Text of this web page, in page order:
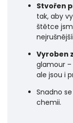
Stvořen
tak, aby
štětce
Vyroben
glamour
ale jsou i
Snadno
chemii.